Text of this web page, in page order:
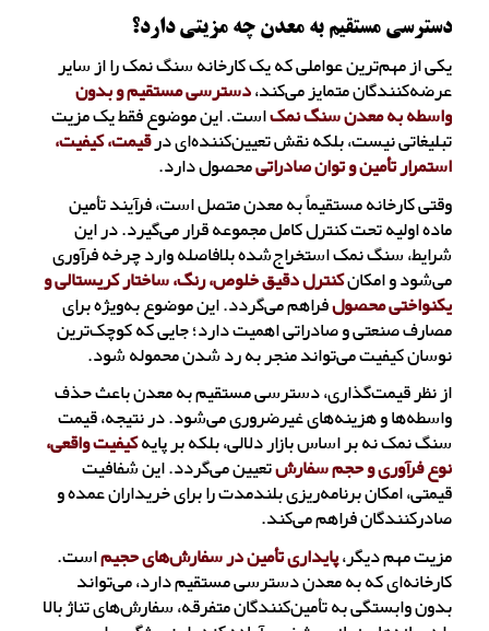
دسترسی مستقیم به معدن چه مزیتی دارد؟
یکی از مهم‌ترین عواملی که یک کارخانه سنگ نمک را از سایر
عرضه‌کنندگان متمایز می‌کند،دسترسی مستقیم و بدون
واسطه بهمعدن سنگ نمکاست. این موضوع فقط یک مزیت
تبلیغاتی نیست، بلکه نقش تعیین‌کننده‌ای درقیمت، کیفیت،
استمرار تأمین و توان صادراتیمحصول دارد.
وقتی کارخانه مستقیماً به معدن متصل است، فرآیند تأمین
ماده اولیه تحت کنترل کامل مجموعه قرار می‌گیرد. در این
شرایط، سنگ نمک استخراج‌شده بلافاصله وارد چرخه فرآوری
می‌شود و امکانکنترل دقیق خلوص، رنگ، ساختار کریستالی و
یکنواختی محصولفراهم می‌گردد. این موضوع به‌ویژه برای
مصارف صنعتی و صادراتی اهمیت دارد؛ جایی که کوچک‌ترین
نوسان کیفیت می‌تواند منجر به رد شدن محموله شود.
از نظر قیمت‌گذاری، دسترسی مستقیم به معدن باعث حذف
واسطه‌ها و هزینه‌های غیرضروری می‌شود. در نتیجه، قیمت
سنگ نمک نه بر اساس بازار دلالی، بلکه بر پایهکیفیت واقعی،
نوع فرآوری و حجم سفارشتعیین می‌گردد. این شفافیت
قیمتی، امکان برنامه‌ریزی بلندمدت را برای خریداران عمده و
صادرکنندگان فراهم می‌کند.
مزیت مهم دیگر،پایداری تأمین در سفارش‌های حجیماست.
کارخانه‌ای که به معدن دسترسی مستقیم دارد، می‌تواند
بدون وابستگی به تأمین‌کنندگان متفرقه، سفارش‌های تناژ بالا